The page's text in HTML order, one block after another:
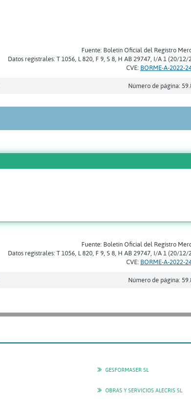
Fuente: Boletín Oficial del Registro
Datos registrales: T 1056, L 820, F 9, S 8, H AB 29747, I/A 1 (20/12/
CVE: BORME-A-2022-
Número de página:
Fuente: Boletín Oficial del Registro
Datos registrales: T 1056, L 820, F 9, S 8, H AB 29747, I/A 1 (20/12/
CVE: BORME-A-2022-
Número de página:
GESFORMASER SL
OBRAS Y SERVICIOS ALECRIS SL